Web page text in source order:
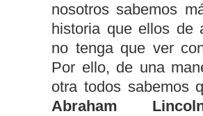
nosotros sabemos
historia que ellos de
no tenga que ver
Por ello, de una
otra todos sabemos
Abraham